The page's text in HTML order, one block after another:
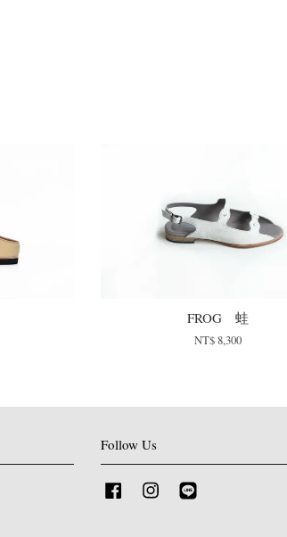
FROG 蛙
NT$ 8,300
Follow Us
Facebook Instagram